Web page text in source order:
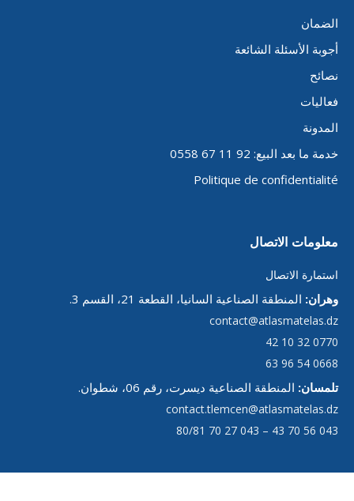
الضمان
أجوبة الأسئلة الشائعة
نصائح
فعاليات
المدونة
خدمة ما بعد البيع: 92 11 67 0558
Politique de confidentialité
معلومات الاتصال
استمارة الاتصال
وهران: المنطقة الصناعية السانيا، القطعة 21، القسم 3.
contact@atlasmatelas.dz
0770 32 10 42
0668 54 96 63
تلمسان: المنطقة الصناعية ديسرت، رقم 06، شطوان.
contact.tlemcen@atlasmatelas.dz
043 56 70 43 – 043 27 70 80/81